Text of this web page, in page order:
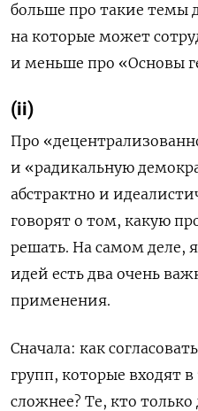
больше про такие темы
на которые может
и меньше про «Основы
(ii)
Про
и «радикальную
абстрактно и
говорят о том, какую
решать. На самом деле,
идей есть два очень
применения.
Сначала: как
групп, которые входят
сложнее? Те, кто